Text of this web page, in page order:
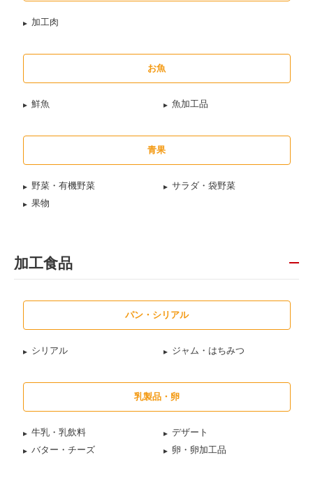
加工肉
お魚
鮮魚 魚加工品
青果
野菜・有機野菜
サラダ・袋野菜
果物
加工食品
パン・シリアル
シリアル ジャム・はちみつ
乳製品・卵
牛乳・乳飲料
デザート
バター・チーズ
卵・卵加工品